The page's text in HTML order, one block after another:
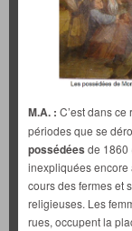
M.A. : C’est dans
périodes que se
possédées de 1860
inexpliquées encore
cours des fermes et
religieuses. Les
rues, occupent la